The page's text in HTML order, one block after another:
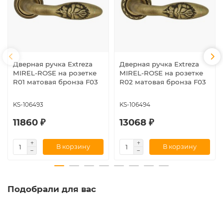
Дверная ручка Extreza
MIREL-ROSE на розетке
R01 матовая бронза F03
KS-106493
11860 ₽
В корзину
Дверная ручка Extreza
MIREL-ROSE на розетке
R02 матовая бронза F03
KS-106494
13068 ₽
В корзину
Подобрали для вас